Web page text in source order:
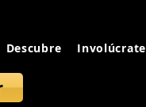
Descubre Involúcrate